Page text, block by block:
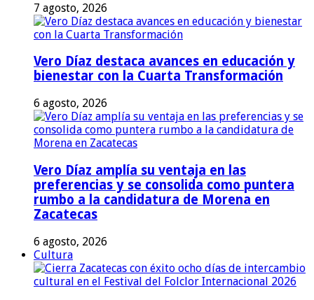
7 agosto, 2026
Vero Díaz destaca avances en educación y
bienestar con la Cuarta Transformación
6 agosto, 2026
Vero Díaz amplía su ventaja en las
preferencias y se consolida como puntera
rumbo a la candidatura de Morena en
Zacatecas
6 agosto, 2026
Cultura